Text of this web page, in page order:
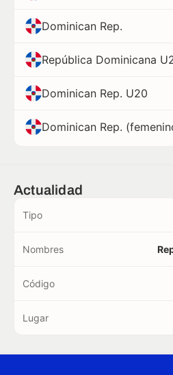
Dominican Rep.
República Dominicana
Dominican Rep. U20
Dominican Rep.
Actualidad
Tipo
Nombres
Código
Lugar